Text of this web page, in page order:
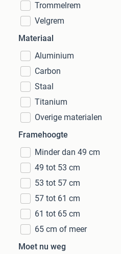
Trommelrem
Velgrem
Materiaal
Aluminium
Carbon
Staal
Titanium
Overige materialen
Framehoogte
Minder dan 49 cm
49 tot 53 cm
53 tot 57 cm
57 tot 61 cm
61 tot 65 cm
65 cm of meer
Moet nu weg